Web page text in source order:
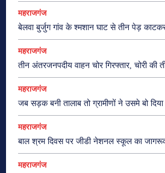
महराजगंज
बेलवा बुर्जुग गांव के श्मशान घाट से तीन पेड़
महराजगंज
तीन अंतरजनपदीय वाहन चोर गिरफ्तार, चोरी की
महराजगंज
जब सड़क बनी तालाब तो ग्रामीणों ने उसमे बो दिया
महराजगंज
बाल श्रम दिवस पर जीडी नेशनल स्कूल का
महराजगंज